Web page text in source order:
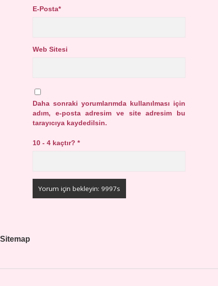
E-Posta*
Web Sitesi
Daha sonraki yorumlarımda kullanılması için
adım, e-posta adresim ve site adresim bu
tarayıcıya kaydedilsin.
10 - 4 kaçtır?*
Sitemap